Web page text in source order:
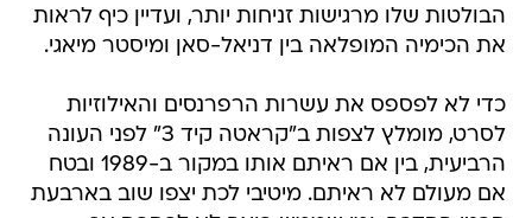
הבולטות שלו מרגישות זניחות יותר, ועדיין כיף לראות
את הכימיה המופלאה בין דניאל-סאן ומיסטר מיאגי.
כדי לא לפספס את עשרות הרפרנסים והאילוזיות
לסרט, מומלץ לצפות ב"קראטה קיד 3" לפני העונה
הרביעית, בין אם ראיתם אותו במקור ב-1989 ובטח
אם מעולם לא ראיתם. מיטיבי לכת יצפו שוב בארבעת